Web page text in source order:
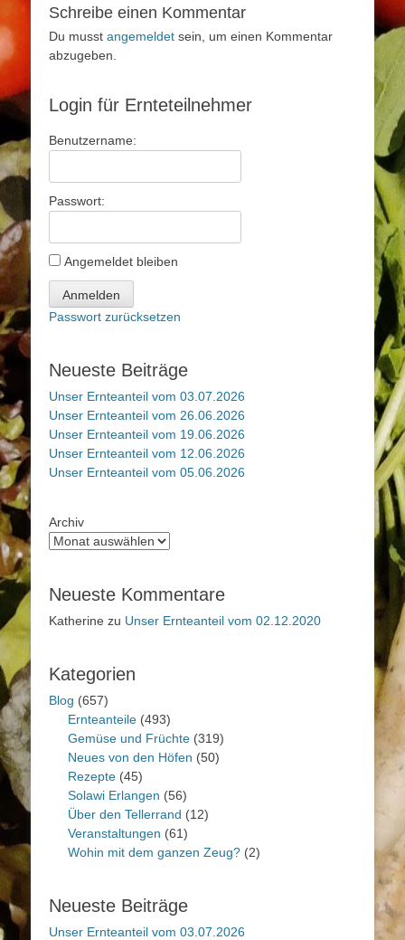
Schreibe einen Kommentar
Du musst angemeldet sein, um einen Kommentar
abzugeben.
Login für Ernteteilnehmer
Benutzername:
Passwort:
Angemeldet bleiben
Anmelden
Passwort zurücksetzen
Neueste Beiträge
Unser Ernteanteil vom 03.07.2026
Unser Ernteanteil vom 26.06.2026
Unser Ernteanteil vom 19.06.2026
Unser Ernteanteil vom 12.06.2026
Unser Ernteanteil vom 05.06.2026
Archiv
Neueste Kommentare
Katherine zu Unser Ernteanteil vom 02.12.2020
Kategorien
Blog (657)
Ernteanteile (493)
Gemüse und Früchte (319)
Neues von den Höfen (50)
Rezepte (45)
Solawi Erlangen (56)
Über den Tellerrand (12)
Veranstaltungen (61)
Wohin mit dem ganzen Zeug? (2)
Neueste Beiträge
Unser Ernteanteil vom 03.07.2026